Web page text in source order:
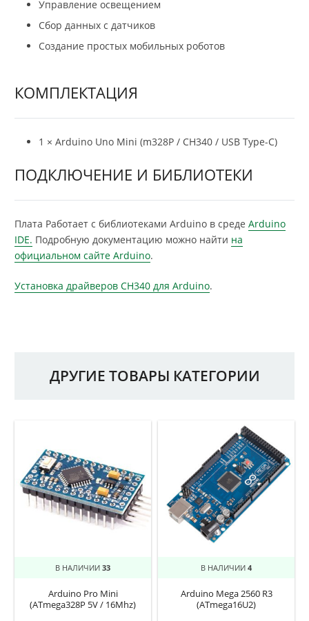
Управление освещением
Сбор данных с датчиков
Создание простых мобильных роботов
КОМПЛЕКТАЦИЯ
1 × Arduino Uno Mini (m328P / CH340 / USB Type-C)
ПОДКЛЮЧЕНИЕ И БИБЛИОТЕКИ
Плата Работает с библиотеками Arduino в среде Arduino
IDE. Подробную документацию можно найти на
официальном сайте Arduino.
Установка драйверов CH340 для Arduino.
ДРУГИЕ ТОВАРЫ КАТЕГОРИИ
В НАЛИЧИИ 33
Arduino Pro Mini
(ATmega328P 5V / 16Mhz)
В НАЛИЧИИ 4
Arduino Mega 2560 R3
(ATmega16U2)